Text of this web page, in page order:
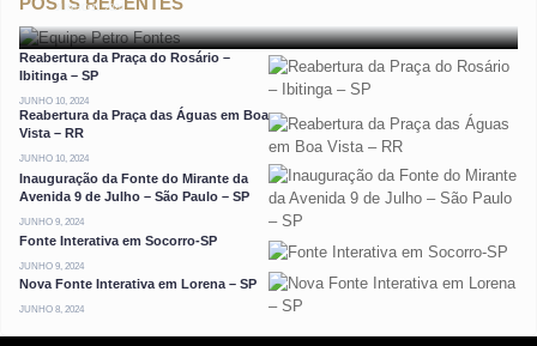
JUNHO 11, 2024
Reabertura da Praça do Rosário –
Ibitinga – SP
JUNHO 10, 2024
Reabertura da Praça das Águas em Boa
Vista – RR
JUNHO 10, 2024
Inauguração da Fonte do Mirante da
Avenida 9 de Julho – São Paulo – SP
JUNHO 9, 2024
Fonte Interativa em Socorro-SP
JUNHO 9, 2024
Nova Fonte Interativa em Lorena – SP
JUNHO 8, 2024